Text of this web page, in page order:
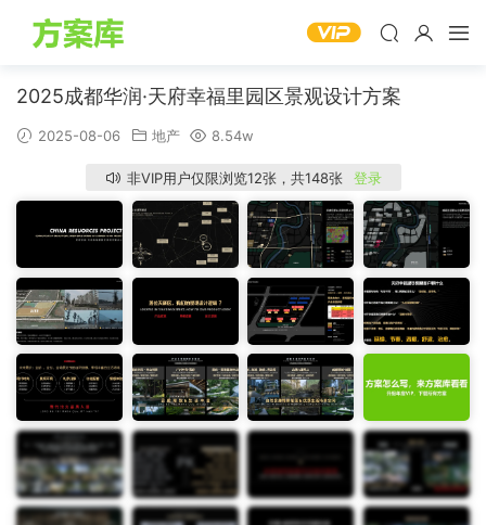
2025成都华润·天府幸福里园区景观设计方案
2025-08-06 地产 8.54w
非VIP用户仅限浏览12张，共148张 登录